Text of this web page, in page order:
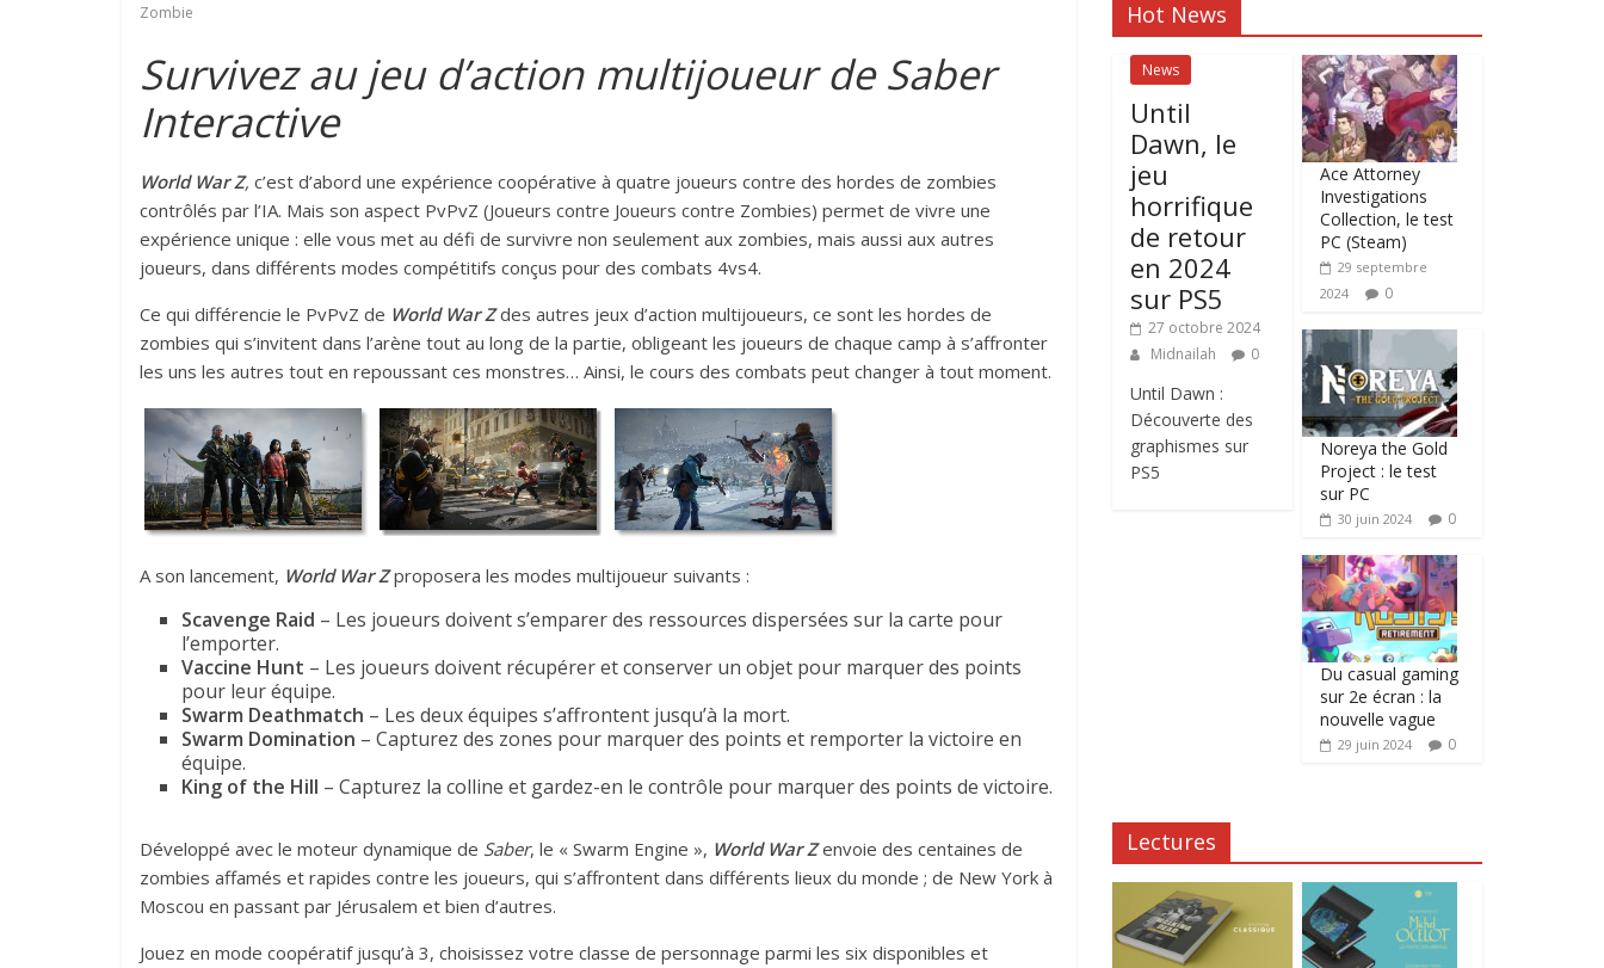
Zombie
Survivez au jeu d’action multijoueur de Saber
Interactive
World War Z, c’est d’abord une expérience coopérative à quatre joueurs contre des hordes de zombies
contrôlés par l’IA. Mais son aspect PvPvZ (Joueurs contre Joueurs contre Zombies) permet de vivre une
expérience unique : elle vous met au défi de survivre non seulement aux zombies, mais aussi aux autres
joueurs, dans différents modes compétitifs conçus pour des combats 4vs4.
Ce qui différencie le PvPvZ de World War Zdes autres jeux d’action multijoueurs, ce sont les hordes de
zombies qui s’invitent dans l’arène tout au long de la partie, obligeant les joueurs de chaque camp à s’affronter
les uns les autres tout en repoussant ces monstres… Ainsi, le cours des combats peut changer à tout moment.
A son lancement, World War Zproposera les modes multijoueur suivants :
Scavenge Raid – Les joueurs doivent s’emparer des ressources dispersées sur la carte pour
l’emporter.
Vaccine Hunt – Les joueurs doivent récupérer et conserver un objet pour marquer des points
pour leur équipe.
Swarm Deathmatch – Les deux équipes s’affrontent jusqu’à la mort.
Swarm Domination – Capturez des zones pour marquer des points et remporter la victoire en
équipe.
King of the Hill – Capturez la colline et gardez-en le contrôle pour marquer des points de victoire.
Développé avec le moteur dynamique de Saber, le « Swarm Engine », World War Zenvoie des centaines de
zombies affamés et rapides contre les joueurs, qui s’affrontent dans différents lieux du monde ; de New York à
Moscou en passant par Jérusalem et bien d’autres.
Jouez en mode coopératif jusqu’à 3, choisissez votre classe de personnage parmi les six disponibles et
Hot News
News
Until
Dawn, le
jeu
horrifique
de retour
en 2024
sur PS5
27 octobre 2024
Midnailah
0
Until Dawn :
Découverte des
graphismes sur
PS5
Ace Attorney
Investigations
Collection, le test
PC (Steam)
29 septembre
2024
0
Noreya the Gold
Project : le test
sur PC
30 juin 2024 0
Du casual gaming
sur 2e écran : la
nouvelle vague
29 juin 2024 0
Lectures